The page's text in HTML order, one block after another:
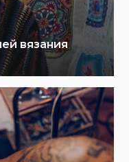
вязания